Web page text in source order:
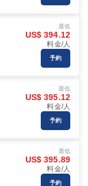
最低
US$ 394.12
料金/人
予約
最低
US$ 395.12
料金/人
予約
最低
US$ 395.89
料金/人
予約